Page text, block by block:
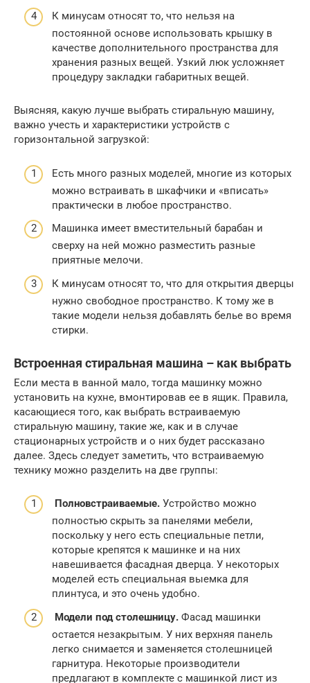
К минусам относят то, что нельзя на
постоянной основе использовать крышку в
качестве дополнительного пространства для
хранения разных вещей. Узкий люк усложняет
процедуру закладки габаритных вещей.
Выясняя, какую лучше выбрать стиральную машину,
важно учесть и характеристики устройств с
горизонтальной загрузкой:
Есть много разных моделей, многие из которых
можно встраивать в шкафчики и «вписать»
практически в любое пространство.
Машинка имеет вместительный барабан и
сверху на ней можно разместить разные
приятные мелочи.
К минусам относят то, что для открытия дверцы
нужно свободное пространство. К тому же в
такие модели нельзя добавлять белье во время
стирки.
Встроенная стиральная машина – как выбрать
Если места в ванной мало, тогда машинку можно
установить на кухне, вмонтировав ее в ящик. Правила,
касающиеся того, как выбрать встраиваемую
стиральную машину, такие же, как и в случае
стационарных устройств и о них будет рассказано
далее. Здесь следует заметить, что встраиваемую
технику можно разделить на две группы:
Полновстраиваемые. Устройство можно
полностью скрыть за панелями мебели,
поскольку у него есть специальные петли,
которые крепятся к машинке и на них
навешивается фасадная дверца. У некоторых
моделей есть специальная выемка для
плинтуса, и это очень удобно.
Модели под столешницу. Фасад машинки
остается незакрытым. У них верхняя панель
легко снимается и заменяется столешницей
гарнитура. Некоторые производители
предлагают в комплекте с машинкой лист из